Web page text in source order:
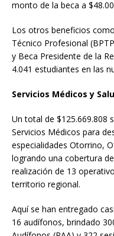
monto de la beca a
Los otros beneficios
Técnico Profesional
y Beca Presidente de la
4.041 estudiantes en las
Servicios Médicos y
Un total de $125.669.808
Servicios Médicos para
especialidades Otorrino,
logrando una cobertura
realización de 13
territorio regional.
Aquí se han entregado
16 audífonos, brindado